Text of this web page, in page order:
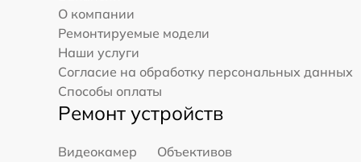
О компании
Ремонтируемые модели
Наши услуги
Согласие на обработку персональных данных
Способы оплаты
Ремонт устройств
Видеокамер
Объективов